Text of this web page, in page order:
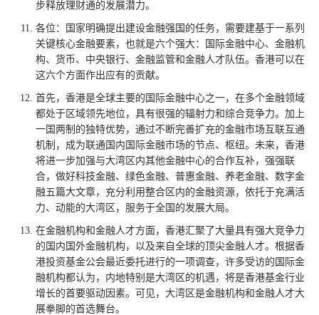
步释放理财通的发展潜力。
各位：国家明确提出建设金融强国的任务，需要建基于一系列
关键核心金融要素，也就是六个强大：国际金融中心、金融机
构、货币、中央银行、金融监管和金融人才队伍。香港可以在
这六个方面作出应有的贡献。
首先，香港是全球主要的国际金融中心之一，在多个金融领域
都处于区域领先地位，具有很强的辐射力和综合竞争力。加上
一国两制的独特优势，通过不断完善扩充的金融市场互联互通
机制，成为联通国内国际金融市场的节点、枢纽。未来，香港
将进一步加强与大湾区内其他金融中心的合作互补，强强联
合，做好科技金融、绿色金融、普惠金融、养老金融、数字金
融五篇大文章，充分利用整合区内的金融资源，依托于充满活
力、动能的大湾区，服务于全国的发展大局。
在金融机构和金融人才方面，香港汇聚了大量具有强大竞争力
的国内国外金融机构，以及来自全球的顶尖金融人才。根据香
港投资基金公会最近委托进行的一项调查，许多受访的国际金
融机构都认为，内地特别是大湾区的机遇，将是香港基金行业
增长的首要驱动因素。可见，大湾区是金融机构和金融人才大
展拳脚的首选舞台。